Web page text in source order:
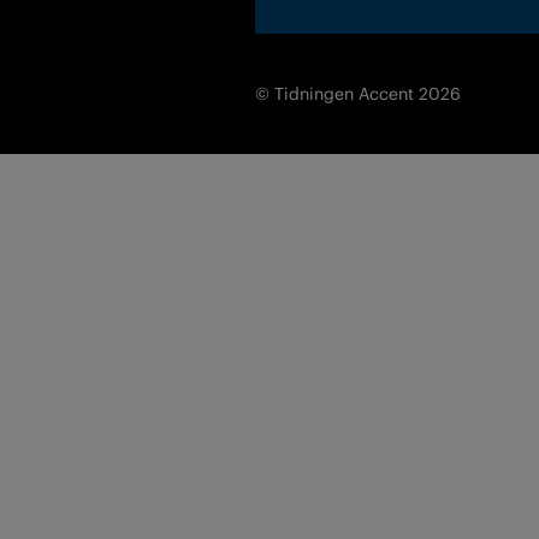
© Tidningen Accent 2026